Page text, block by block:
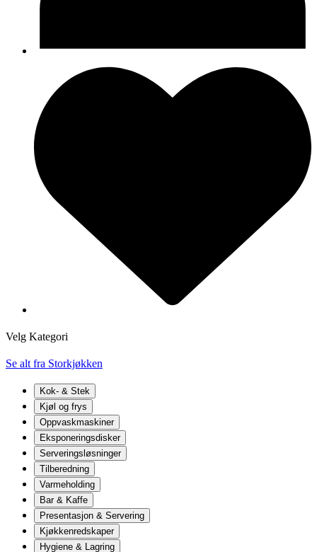
Velg Kategori
Se alt fra Storkjøkken
Kok- & Stek
Kjøl og frys
Oppvaskmaskiner
Eksponeringsdisker
Serveringsløsninger
Tilberedning
Varmeholding
Bar & Kaffe
Presentasjon & Servering
Kjøkkenredskaper
Hygiene & Lagring